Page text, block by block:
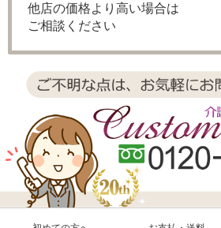
他店の価格より高い場合は
ご相談ください